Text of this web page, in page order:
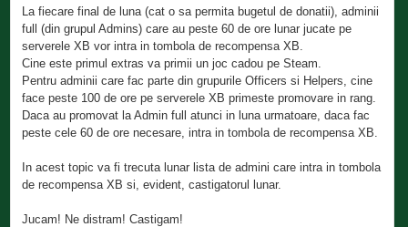
La fiecare final de luna (cat o sa permita bugetul de donatii), adminii
full (din grupul Admins) care au peste 60 de ore lunar jucate pe
serverele XB vor intra in tombola de recompensa XB.
Cine este primul extras va primii un joc cadou pe Steam.
Pentru adminii care fac parte din grupurile Officers si Helpers, cine
face peste 100 de ore pe serverele XB primeste promovare in rang.
Daca au promovat la Admin full atunci in luna urmatoare, daca fac
peste cele 60 de ore necesare, intra in tombola de recompensa XB.
In acest topic va fi trecuta lunar lista de admini care intra in tombola
de recompensa XB si, evident, castigatorul lunar.
Jucam! Ne distram! Castigam!